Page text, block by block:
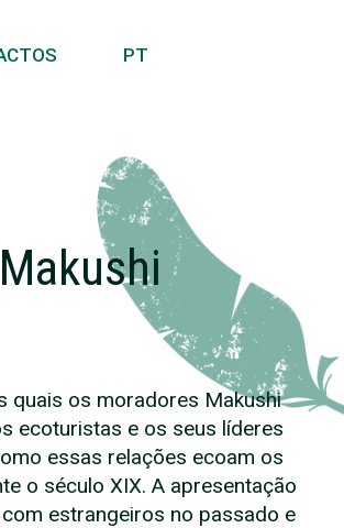
PT
quais os moradores Makushi
ecoturistas e os seus líderes
essas relações ecoam os
o século XIX. A apresentação
estrangeiros no passado e